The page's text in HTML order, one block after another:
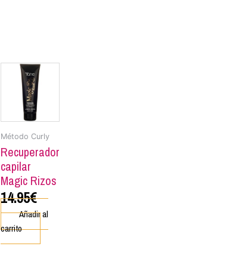
Método Curly
Recuperador
capilar
Magic Rizos
14.95€
Añadir al
carrito